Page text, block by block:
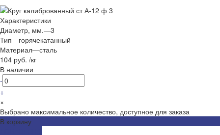
Характеристики
Диаметр, мм.—3
Тип—горячекатанный
Материал—сталь
104 руб. /кг
В наличии
-
+
×
Выбрано максимальное количество, доступное для заказа
В корзину